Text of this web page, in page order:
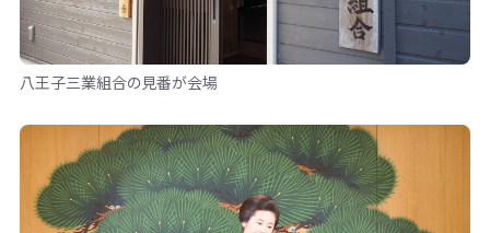
八王子三業組合の見番が会場